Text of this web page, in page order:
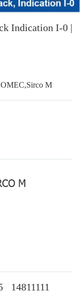
Indication I-0 |
,Sirco M
M
14811111